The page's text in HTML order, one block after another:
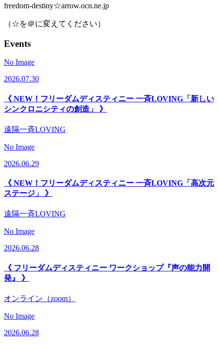
freedom-destiny☆arrow.ocn.ne.jp
（☆を＠に変えてください）
Events
No Image
2026.07.30
《 NEW！フリーダムディスティニー 一斉LOVING「新しい
シンクロニシティの創造」 》
遠隔一斉LOVING
No Image
2026.06.29
《 NEW！フリーダムディスティニー 一斉LOVING「高次元
ステージ」 》
遠隔一斉LOVING
No Image
2026.06.28
《 フリーダムディスティニー ワークショップ『声の能力開
発』 》
オンライン（zoom）
No Image
2026.06.28